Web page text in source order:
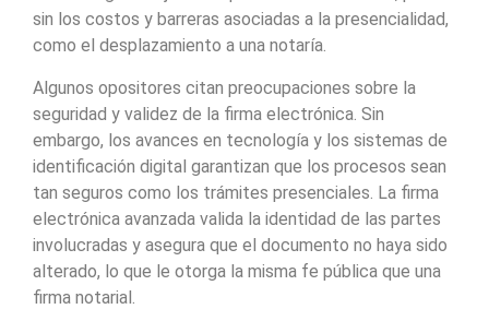
sin los costos y barreras asociadas a la presencialidad,
como el desplazamiento a una notaría.
Algunos opositores citan preocupaciones sobre la
seguridad y validez de la firma electrónica. Sin
embargo, los avances en tecnología y los sistemas de
identificación digital garantizan que los procesos sean
tan seguros como los trámites presenciales. La firma
electrónica avanzada valida la identidad de las partes
involucradas y asegura que el documento no haya sido
alterado, lo que le otorga la misma fe pública que una
firma notarial.